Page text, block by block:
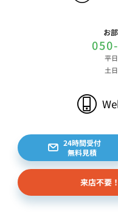
対するお問い合わせ
た、お客様の個人情
テムに登録されます
積書等をもとに登録
借契約を締結してい
約等のお問合せをい
ターネット上の不動
依頼者、 公開情報な
様（以下総称して「
人情報を取得します
お
平
土
24時間受付
無料見積
来店不要